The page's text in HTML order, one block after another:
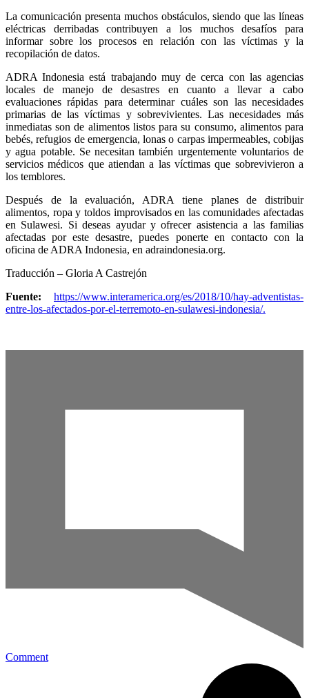
La comunicación presenta muchos obstáculos, siendo que las líneas
eléctricas derribadas contribuyen a los muchos desafíos para
informar sobre los procesos en relación con las víctimas y la
recopilación de datos.
ADRA Indonesia está trabajando muy de cerca con las agencias
locales de manejo de desastres en cuanto a llevar a cabo
evaluaciones rápidas para determinar cuáles son las necesidades
primarias de las víctimas y sobrevivientes. Las necesidades más
inmediatas son de alimentos listos para su consumo, alimentos para
bebés, refugios de emergencia, lonas o carpas impermeables, cobijas
y agua potable. Se necesitan también urgentemente voluntarios de
servicios médicos que atiendan a las víctimas que sobrevivieron a
los temblores.
Después de la evaluación, ADRA tiene planes de distribuir
alimentos, ropa y toldos improvisados en las comunidades afectadas
en Sulawesi. Si deseas ayudar y ofrecer asistencia a las familias
afectadas por este desastre, puedes ponerte en contacto con la
oficina de ADRA Indonesia, en adraindonesia.org.
Traducción – Gloria A Castrejón
Fuente: https://www.interamerica.org/es/2018/10/hay-adventistas-
entre-los-afectados-por-el-terremoto-en-sulawesi-indonesia/.
Comment